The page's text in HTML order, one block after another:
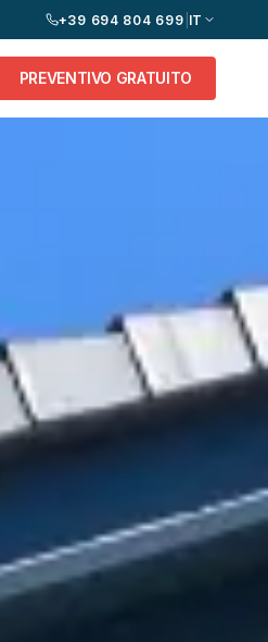
+39 694 804 699 IT
PREVENTIVO GRATUITO